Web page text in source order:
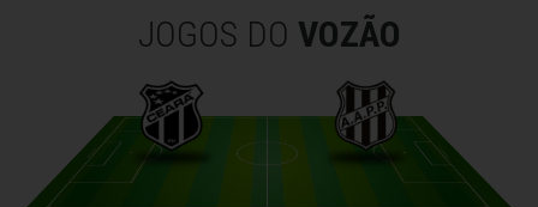
JOGOS DO VOZÃO